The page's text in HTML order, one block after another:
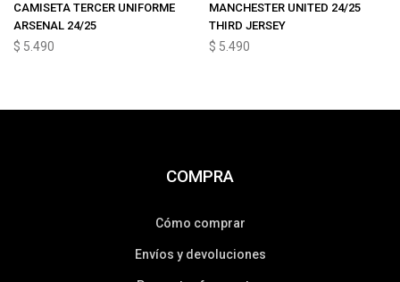
CAMISETA TERCER UNIFORME
ARSENAL 24/25
$ 5.490
MANCHESTER UNITED 24/25
THIRD JERSEY
$ 5.490
COMPRA
Cómo comprar
Envíos y devoluciones